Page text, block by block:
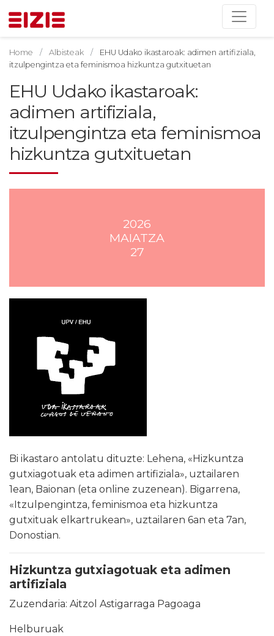
Home Albisteak
EHU Udako ikastaroak: adimen artifiziala,
itzulpengintza eta feminismoa hizkuntza gutxituetan
EHU Udako ikastaroak:
adimen artifiziala,
itzulpengintza eta feminismoa
hizkuntza gutxituetan
2026
MAIATZA
27
Bi ikastaro antolatu dituzte: Lehena, «Hizkuntza
gutxiagotuak eta adimen artifiziala», uztailaren
1ean, Baionan (eta online zuzenean). Bigarrena,
«Itzulpengintza, feminismoa eta hizkuntza
gutxituak elkartrukean», uztailaren 6an eta 7an,
Donostian.
Hizkuntza gutxiagotuak eta adimen
artifiziala
Zuzendaria: Aitzol Astigarraga Pagoaga
Helburuak